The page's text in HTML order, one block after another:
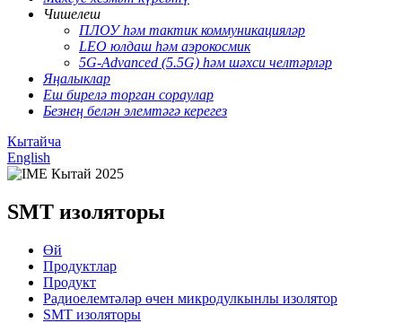
Чишелеш
ПЛОУ һәм тактик коммуникацияләр
LEO юлдаш һәм аэрокосмик
5G-Advanced (5.5G) һәм шәхси челтәрләр
Яңалыклар
Еш бирелә торган сораулар
Безнең белән элемтәгә керегез
Кытайча
English
SMT изоляторы
Өй
Продуктлар
Продукт
Радиоелемтәләр өчен микродулкынлы изолятор
SMT изоляторы